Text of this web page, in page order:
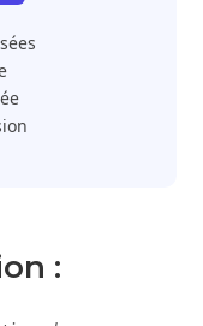
: